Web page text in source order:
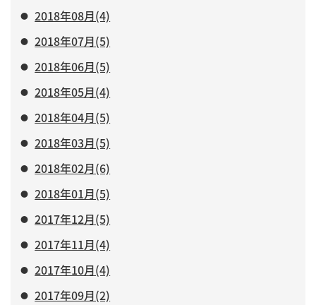
2018年08月(4)
2018年07月(5)
2018年06月(5)
2018年05月(4)
2018年04月(5)
2018年03月(5)
2018年02月(6)
2018年01月(5)
2017年12月(5)
2017年11月(4)
2017年10月(4)
2017年09月(2)